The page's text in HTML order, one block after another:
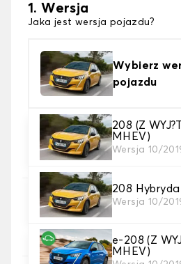
1. Wersja
Jaka jest wersja pojazdu?
Wybierz
pojazdu
208 (Z
MHEV)
Wersja 10/
208 Hybryda
Wersja 10/
e-208 (Z
MHEV)
2. Materiał
wybierz materiał dywanika do
3. Kolory dywanów
wybierz kolor dywanika